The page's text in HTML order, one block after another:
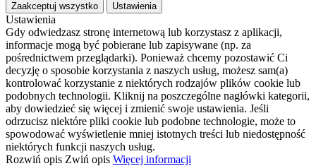
Zaakceptuj wszystko Ustawienia
Ustawienia
Gdy odwiedzasz stronę internetową lub korzystasz z aplikacji,
informacje mogą być pobierane lub zapisywane (np. za
pośrednictwem przeglądarki). Ponieważ chcemy pozostawić Ci
decyzję o sposobie korzystania z naszych usług, możesz sam(a)
kontrolować korzystanie z niektórych rodzajów plików cookie lub
podobnych technologii. Kliknij na poszczególne nagłówki kategorii,
aby dowiedzieć się więcej i zmienić swoje ustawienia. Jeśli
odrzucisz niektóre pliki cookie lub podobne technologie, może to
spowodować wyświetlenie mniej istotnych treści lub niedostępność
niektórych funkcji naszych usług.
Rozwiń opis Zwiń opis Więcej informacji